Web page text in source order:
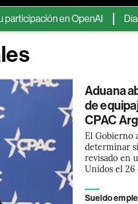
OpenAI Diageo anuncia
Aduana
de
CPAC
El Gobierno
determinar
revisado en
Unidos el
Sueldo